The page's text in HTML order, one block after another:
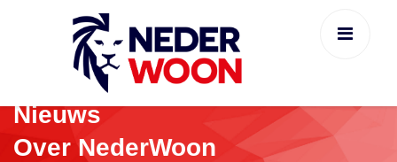
Nieuws
Over NederWoon